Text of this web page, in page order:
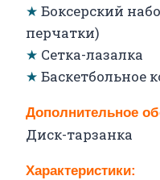
★ Боксерский
перчатки)
★ Сетка-лазалка
★ Баскетбольное
Дополнительное
Диск-тарзанка
Характеристики: